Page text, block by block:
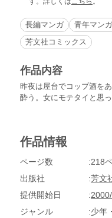
長編マンガ 青年マンガ
芳文社コミックス
作品内容
昨夜は屋台でコップ酒を
酔う。女にモテタイと思
作品情報
ページ数
218
出版社
芳文
提供開始日
ジャンル
少年